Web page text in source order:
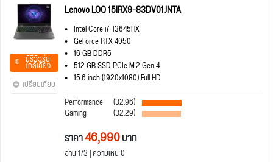
มีรีวิวรุ่น
ใกล้เคียง
เปรียบเทียบ
Lenovo LOQ 15IRX9-83DV01JNTA
Intel Core i7-13645HX
GeForce RTX 4050
16 GB DDR5
512 GB SSD PCIe M.2 Gen 4
15.6 inch (1920x1080) Full HD
Performance
(32.96)
Gaming (32.29)
ราคา46,990บาท
อ่าน 173 | ความเห็น 0